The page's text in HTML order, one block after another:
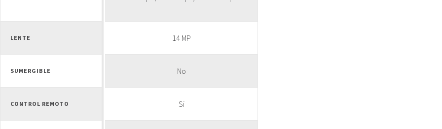
LENTE
SUMERGIBLE
CONTROL REMOTO
14 MP
No
Si